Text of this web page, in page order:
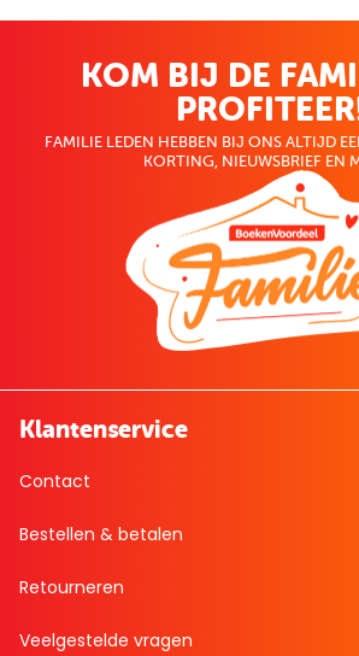
KOM BIJ DE
FAMILIE LEDEN HEBBEN BIJ ONS ALTIJD
KORTING, NIEUWSBRIEF EN
Klantenservice
Contact
Bestellen & betalen
Retourneren
Veelgestelde vragen